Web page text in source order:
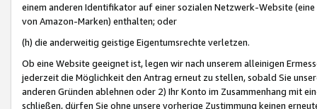
einem anderen Identifikator auf einer sozialen Netzwerk-Website
von Amazon-Marken) enthalten; oder
(h) die anderweitig geistige Eigentumsrechte verletzen.
Ob eine Website geeignet ist, legen wir nach unserem alleinigen
jederzeit die Möglichkeit den Antrag erneut zu stellen, sobald Sie
anderen Gründen ablehnen oder 2) Ihr Konto im Zusammenhang mit
schließen, dürfen Sie ohne unsere vorherige Zustimmung keinen